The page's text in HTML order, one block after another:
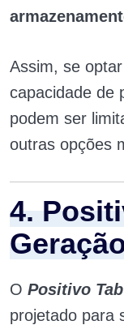
Assim, se
capacidade de
podem ser
outras opções
4.
O Positivo
projetado para